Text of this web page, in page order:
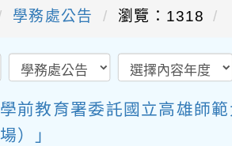
學務處公告 瀏覽：1318
前教育署委託國立高雄師
）」